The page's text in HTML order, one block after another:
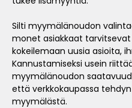
Silti myymälänoudon
monet asiakkaat
kokeilemaan uusia asioita,
Kannustamiseksi usein
myymälänoudon
että verkkokaupassa
myymälästä.